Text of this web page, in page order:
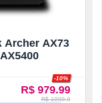
Archer AX73
R$ 979.99
-10%
R$ 1099.9